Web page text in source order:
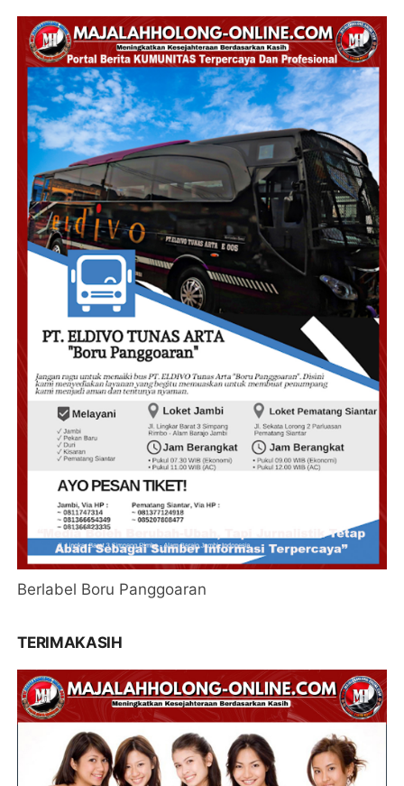
Berlabel Boru Panggoaran
TERIMAKASIH